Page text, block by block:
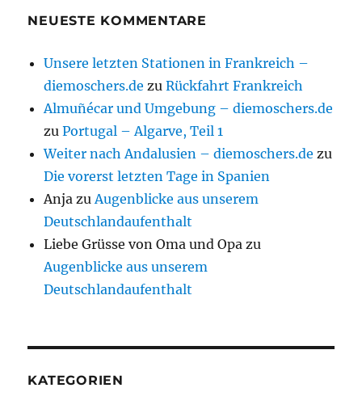
NEUESTE KOMMENTARE
Unsere letzten Stationen in Frankreich –
diemoschers.de zuRückfahrt Frankreich
Almuñécar und Umgebung – diemoschers.de
zuPortugal – Algarve, Teil 1
Weiter nach Andalusien – diemoschers.de zu
Die vorerst letzten Tage in Spanien
Anja zu Augenblicke aus unserem
Deutschlandaufenthalt
Liebe Grüsse von Oma und Opa zu
Augenblicke aus unserem
Deutschlandaufenthalt
KATEGORIEN